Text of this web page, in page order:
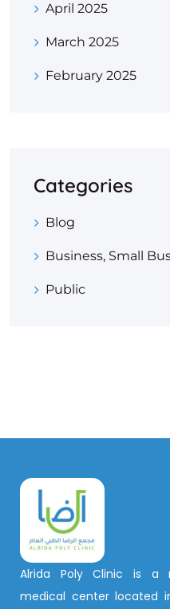
April 2025
March 2025
February 2025
Categories
Blog
Business, Small
Public
Alrida Poly Clinic is a
medical center located